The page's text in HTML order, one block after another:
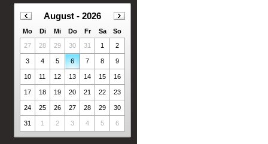
August - 2026
Mo Di Mi Do Fr Sa
So
27
28 29 30 31 1 2
3 4 5 6 7 8 9
10 11 12 13 14 15 16
17 18 19 20 21 22 23
24 25 26 27 28 29 30
31 1 2 3 4 5 6